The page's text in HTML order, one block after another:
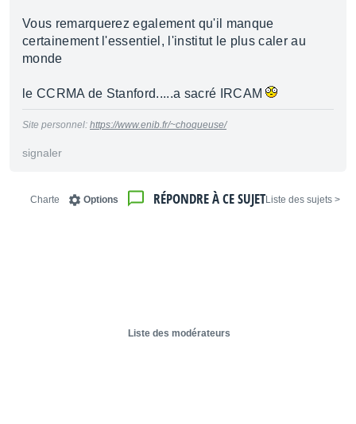
Vous remarquerez egalement qu'il manque
certainement l'essentiel, l'institut le plus caler au
monde
le CCRMA de Stanford.....a sacré IRCAM
Site personnel: https://www.enib.fr/~choqueuse/
signaler
< Liste des sujets
RÉPONDRE À CE SUJET
Options
Charte
Liste des modérateurs